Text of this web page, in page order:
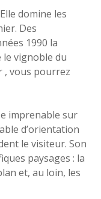
domine les
Des
1990 la
vignoble du
, vous pourrez
imprenable sur
d’orientation
le visiteur. Son
paysages : la
et, au loin, les